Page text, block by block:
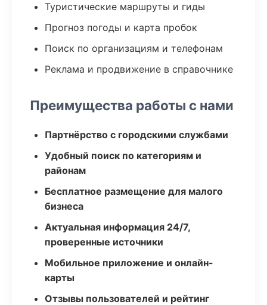
Туристические маршруты и гиды
Прогноз погоды и карта пробок
Поиск по организациям и телефонам
Реклама и продвижение в справочнике
Преимущества работы с нами
Партнёрство с городскими службами
Удобный поиск по категориям и
районам
Бесплатное размещение для малого
бизнеса
Актуальная информация 24/7,
проверенные источники
Мобильное приложение и онлайн-
карты
Отзывы пользователей и рейтинг